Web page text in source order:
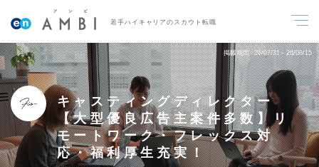
若手ハイキャリアのスカウト転職
掲載期間 26/07/31～26/08/15
キャスティングディレクター
【大型優良広告主案件多数】リ
モートワーク・フレックス対
応・福利厚生充実！